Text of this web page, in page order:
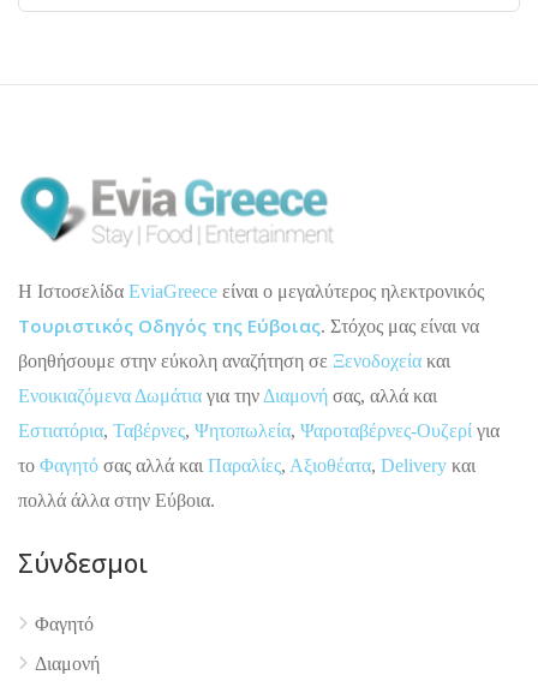
4.9
H Ιστοσελίδα EviaGreece είναι ο μεγαλύτερος ηλεκτρονικός
Τουριστικός Οδηγός της Εύβοιας. Στόχος μας είναι να
βοηθήσουμε στην εύκολη αναζήτηση σε Ξενοδοχεία και
Ενοικιαζόμενα Δωμάτια για την Διαμονή σας, αλλά και
Εστιατόρια, Ταβέρνες, Ψητοπωλεία, Ψαροταβέρνες-Ουζερί για
το Φαγητό σας αλλά και Παραλίες, Αξιοθέατα, Delivery και
πολλά άλλα στην Εύβοια.
Σύνδεσμοι
Φαγητό
Διαμονή